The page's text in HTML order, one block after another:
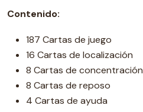
Contenido:
187 Cartas de juego
16 Cartas de localización
8 Cartas de concentración
8 Cartas de reposo
4 Cartas de ayuda